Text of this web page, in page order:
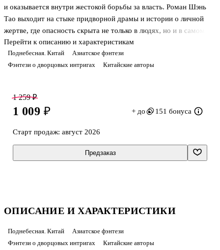
Поднебесная. Китай
Азиатское фэнтези
Фэнтези о дворцовых интригах
Китайские авторы
и оказывается внутри жестокой борьбы за власть. Роман Шэнь
Тао выходит на стыке придворной драмы и истории о личной
жертве, где опасность скрыта не только в людях, но и в самом
слове: здесь даже иероглиф может стать оружием. По сочетанию
дворцовых интриг и высокой ставки книга напоминает
произведения, где важны политическая игра и цена выбора, — в
История строится не на внешнем размахе, а на постоянном
давлении среды, где любое решение может обернуться потерей,
Перейти к описанию и характеристикам
1 259 ₽
1 009 ₽ + до 151 бонуса
Старт продаж: август 2026
Предзаказ
ОПИСАНИЕ И ХАРАКТЕРИСТИКИ
Поднебесная. Китай
Азиатское фэнтези
Фэнтези о дворцовых интригах
Китайские авторы